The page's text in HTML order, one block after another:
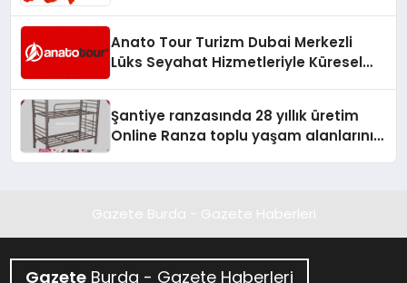
Anato Tour Turizm Dubai Merkezli
Lüks Seyahat Hizmetleriyle Küresel
Şantiye ranzasında 28 yıllık üretim
Online Ranza toplu yaşam alanlarını
Gazete Burda - Gazete Haberleri
Gazete Burda - Gazete Haberleri